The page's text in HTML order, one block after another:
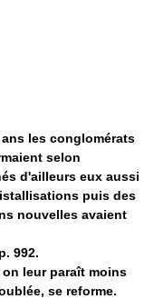
les conglomérats
selon
d'ailleurs eux aussi
puis des
nouvelles avaient
992.
leur paraît moins
se reforme.